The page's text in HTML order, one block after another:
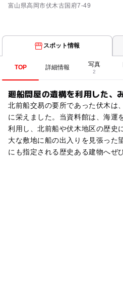
富山県高岡市伏木古国府7‐49
スポット情報
TOP 詳細情報 写真
2
廻船問屋の遺構を利用した、
北前船交易の要所であった伏木は
に栄えました。当資料館は、海運
利用し、北前船や伏木地区の歴史
大な敷地に船の出入りを見張った
にも指定される歴史ある建物へぜ